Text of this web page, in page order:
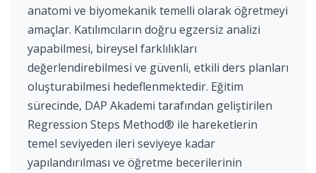
anatomi ve biyomekanik temelli olarak öğretmeyi
amaçlar. Katılımcıların doğru egzersiz analizi
yapabilmesi, bireysel farklılıkları
değerlendirebilmesi ve güvenli, etkili ders planları
oluşturabilmesi hedeflenmektedir. Eğitim
sürecinde, DAP Akademi tarafından geliştirilen
Regression Steps Method® ile hareketlerin
temel seviyeden ileri seviyeye kadar
yapılandırılması ve öğretme becerilerinin